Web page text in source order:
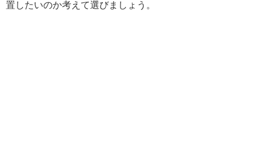
置したいのか考えて選びましょう。